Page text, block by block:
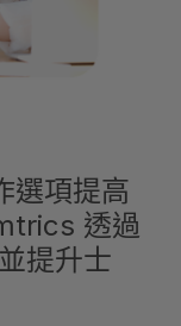
選項提高
透過
提升士